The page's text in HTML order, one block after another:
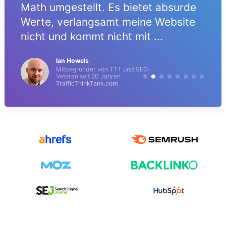
Math umgestellt. Es bietet absurde
Werte, verlangsamt meine Website
nicht und kommt nicht mit ...
Ian Howels
Mitbegründer von TTT und SEO-
Veteran seit 20 Jahren
TrafficThinkTank.com